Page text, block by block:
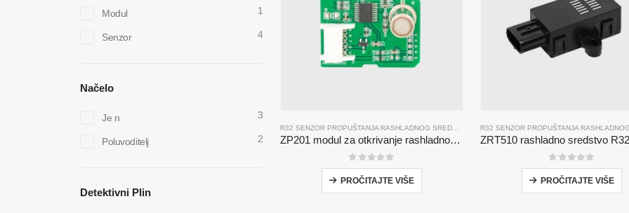
ZP201 modul za otkrivanje rashladnog sredstva | Senzor visoko osjetljivosti R32
0od 5
PROČITAJTE VIŠE
0od 5
PROČITAJTE VIŠE
Modul 1
Senzor 4
Načelo
Je n 3
Poluvoditelj 2
Detektivni Plin